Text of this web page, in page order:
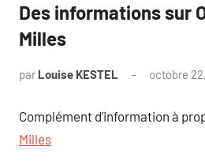
Des informations sur
Milles
par Louise KESTEL octobre
Complément d’information à
Milles